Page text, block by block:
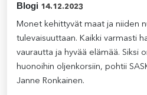
Blogi 14.12.2023
Monet kehittyvät maat ja niiden
tulevaisuuttaan. Kaikki varmasti
vaurautta ja hyvää elämää. Siksi
huonoihin oljenkorsiin, pohtii
Janne Ronkainen.